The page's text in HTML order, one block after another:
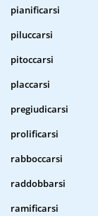
pianificarsi
piluccarsi
pitoccarsi
placcarsi
pregiudicarsi
prolificarsi
rabboccarsi
raddobbarsi
ramificarsi